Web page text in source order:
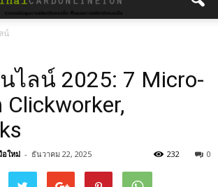
น์
ไลน์ 2025: 7 Micro-
ใหม่ - ธันวาคม 22, 2025 0
232